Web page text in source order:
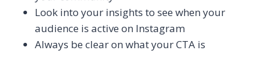
Look into your insights to see when your
audience is active on Instagram
Always be clear on what your CTA is